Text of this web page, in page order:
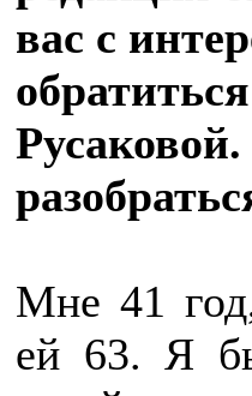
вас с
Мне 41
ей 63. Я